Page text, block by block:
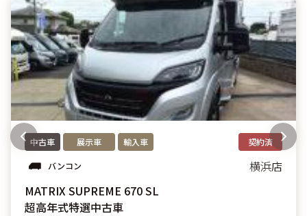
中古車 展示車 輸入車 契約済
バンコン
横浜店
MATRIX SUPREME 670 SL
超高年式特選中古車